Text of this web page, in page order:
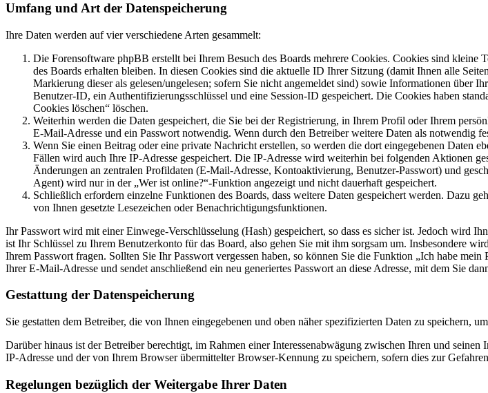
Umfang und Art der Datenspeicherung
Ihre Daten werden auf vier verschiedene Arten gesammelt:
Die Forensoftware phpBB erstellt bei Ihrem Besuch des Boards mehrere Cookies. Cookies sind
des Boards erhalten bleiben. In diesen Cookies sind die aktuelle ID Ihrer Sitzung (damit Ihnen alle
Markierung dieser als gelesen/ungelesen; sofern Sie nicht angemeldet sind) sowie Informationen über
Benutzer-ID, ein Authentifizierungsschlüssel und eine Session-ID gespeichert. Die Cookies haben
Cookies löschen“ löschen.
Weiterhin werden die Daten gespeichert, die Sie bei der Registrierung, in Ihrem Profil oder Ihrem
E-Mail-Adresse und ein Passwort notwendig. Wenn durch den Betreiber weitere Daten als notwendig
Wenn Sie einen Beitrag oder eine private Nachricht erstellen, so werden die dort eingegebenen Daten
Fällen wird auch Ihre IP-Adresse gespeichert. Die IP-Adresse wird weiterhin bei folgenden Aktionen
Änderungen an zentralen Profildaten (E-Mail-Adresse, Kontoaktivierung, Benutzer-Passwort) und
Agent) wird nur in der „Wer ist online?“-Funktion angezeigt und nicht dauerhaft gespeichert.
Schließlich erfordern einzelne Funktionen des Boards, dass weitere Daten gespeichert werden. Dazu
von Ihnen gesetzte Lesezeichen oder Benachrichtigungsfunktionen.
Ihr Passwort wird mit einer Einwege-Verschlüsselung (Hash) gespeichert, so dass es sicher ist. Jedoch wird
ist Ihr Schlüssel zu Ihrem Benutzerkonto für das Board, also gehen Sie mit ihm sorgsam um. Insbesondere
Ihrem Passwort fragen. Sollten Sie Ihr Passwort vergessen haben, so können Sie die Funktion „Ich habe
Ihrer E-Mail-Adresse und sendet anschließend ein neu generiertes Passwort an diese Adresse, mit dem Sie
Gestattung der Datenspeicherung
Sie gestatten dem Betreiber, die von Ihnen eingegebenen und oben näher spezifizierten Daten zu speichern,
Darüber hinaus ist der Betreiber berechtigt, im Rahmen einer Interessenabwägung zwischen Ihren und
IP-Adresse und der von Ihrem Browser übermittelter Browser-Kennung zu speichern, sofern dies zur
Regelungen bezüglich der Weitergabe Ihrer Daten